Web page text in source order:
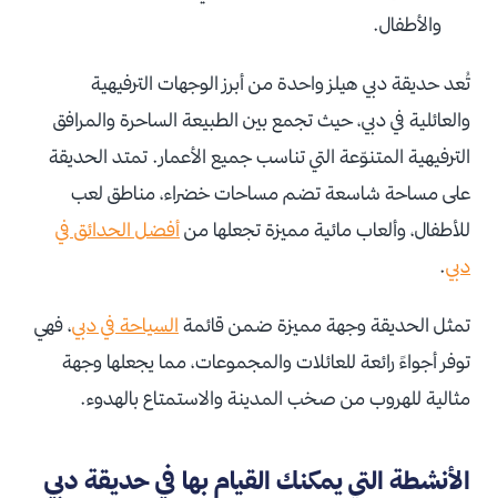
والأطفال.
تُعد حديقة دبي هيلز واحدة من أبرز الوجهات الترفيهية
والعائلية في دبي، حيث تجمع بين الطبيعة الساحرة والمرافق
الترفيهية المتنوّعة التي تناسب جميع الأعمار. تمتد الحديقة
على مساحة شاسعة تضم مساحات خضراء، مناطق لعب
للأطفال، وألعاب مائية مميزة تجعلها منأفضل الحدائق في
دبي.
تمثل الحديقة وجهة مميزة ضمن قائمة السياحة في دبي، فهي
توفر أجواءً رائعة للعائلات والمجموعات، مما يجعلها وجهة
مثالية للهروب من صخب المدينة والاستمتاع بالهدوء.
الأنشطة التي يمكنك القيام بها في حديقة دبي